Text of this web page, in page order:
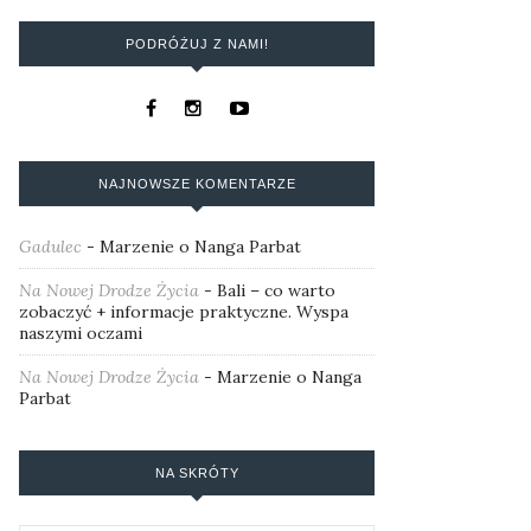
PODRÓŻUJ Z NAMI!
NAJNOWSZE KOMENTARZE
Gadulec - Marzenie o Nanga Parbat
Na Nowej Drodze Życia - Bali – co warto
zobaczyć + informacje praktyczne. Wyspa
naszymi oczami
Na Nowej Drodze Życia - Marzenie o Nanga
Parbat
NA SKRÓTY